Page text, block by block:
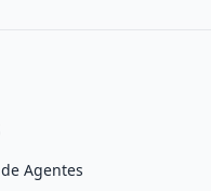
Agentes